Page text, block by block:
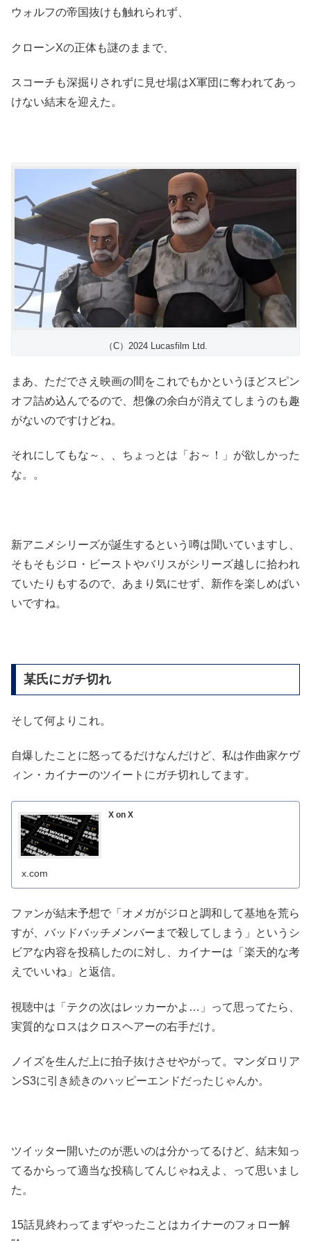
ウォルフの帝国抜けも触れられず、
クローンXの正体も謎のままで、
スコーチも深掘りされずに見せ場はX軍団に奪われてあっ
けない結末を迎えた。
（C）2024 Lucasfilm Ltd.
まあ、ただでさえ映画の間をこれでもかというほどスピン
オフ詰め込んでるので、想像の余白が消えてしまうのも趣
がないのですけどね。
それにしてもな～、、ちょっとは「お～！」が欲しかった
な。。
新アニメシリーズが誕生するという噂は聞いていますし、
そもそもジロ・ビーストやバリスがシリーズ越しに拾われ
ていたりもするので、あまり気にせず、新作を楽しめばい
いですね。
某氏にガチ切れ
そして何よりこれ。
自爆したことに怒ってるだけなんだけど、私は作曲家ケヴ
ィン・カイナーのツイートにガチ切れしてます。
X on X
x.com
ファンが結末予想で「オメガがジロと調和して基地を荒ら
すが、バッドバッチメンバーまで殺してしまう」というシ
ビアな内容を投稿したのに対し、カイナーは「楽天的な考
えでいいね」と返信。
視聴中は「テクの次はレッカーかよ…」って思ってたら、
実質的なロスはクロスヘアーの右手だけ。
ノイズを生んだ上に拍子抜けさせやがって。マンダロリア
ンS3に引き続きのハッピーエンドだったじゃんか。
ツイッター開いたのが悪いのは分かってるけど、結末知っ
てるからって適当な投稿してんじゃねえよ、って思いまし
た。
15話見終わってまずやったことはカイナーのフォロー解